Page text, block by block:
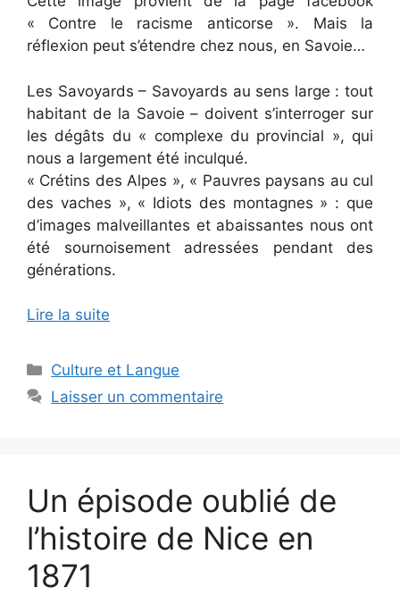
« Contre le racisme anticorse ». Mais la
réflexion peut s’étendre chez nous, en Savoie…
Les Savoyards – Savoyards au sens large : tout
habitant de la Savoie – doivent s’interroger sur
les dégâts du « complexe du provincial », qui
nous a largement été inculqué.
« Crétins des Alpes », « Pauvres paysans au cul
des vaches », « Idiots des montagnes » : que
d’images malveillantes et abaissantes nous ont
été sournoisement adressées pendant des
générations.
Lire la suite
Catégories
Culture et Langue
Laisser un commentaire
Un épisode oublié de
l’histoire de Nice en
1871